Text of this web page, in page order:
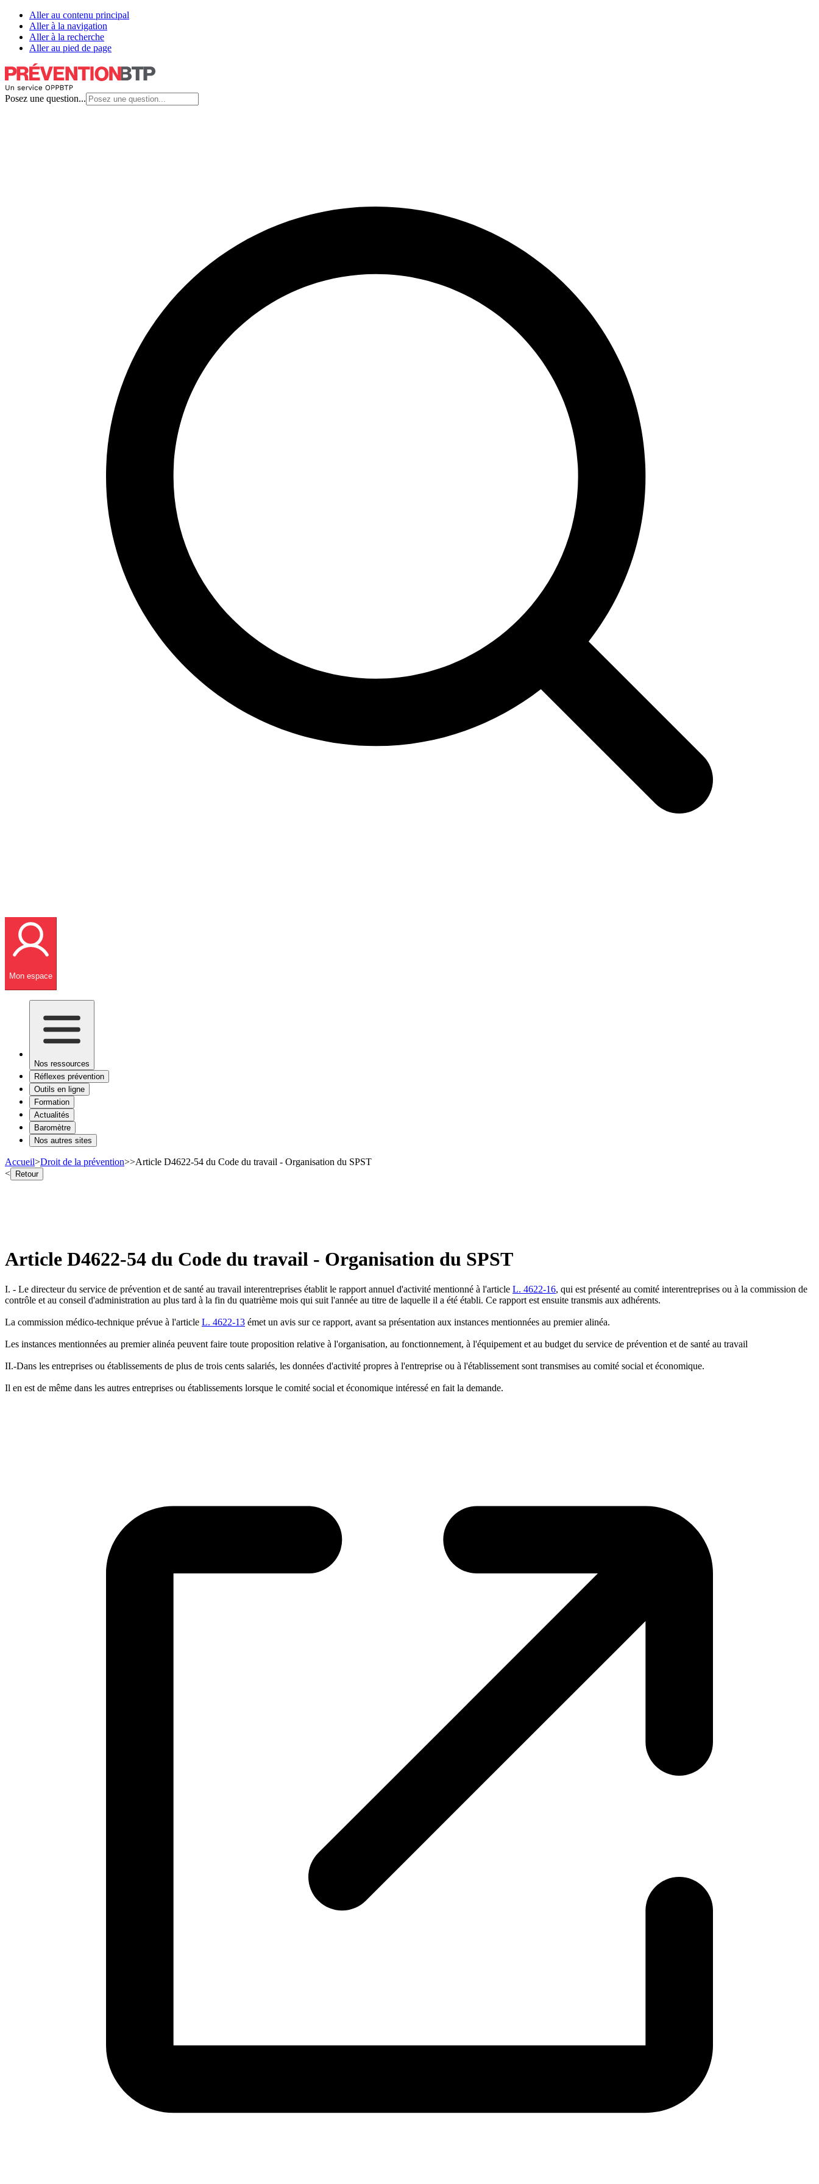
Aller au contenu principal
Aller à la navigation
Aller à la recherche
Aller au pied de page
Posez une question...
Mon espace
Nos ressources
Réflexes prévention
Outils en ligne
Formation
Actualités
Baromètre
Nos autres sites
Accueil>Droit de la prévention>>Article D4622-54 du Code du travail - Organisation du SPST
< Retour
Article D4622-54 du Code du travail - Organisation du SPST
I. - Le directeur du service de prévention et de santé au travail interentreprises établit le rapport annuel d'activité mentionné à l'article L. 4622-16, qui est présenté au comité interentreprises ou à la commission de
contrôle et au conseil d'administration au plus tard à la fin du quatrième mois qui suit l'année au titre de laquelle il a été établi. Ce rapport est ensuite transmis aux adhérents.
La commission médico-technique prévue à l'article L. 4622-13 émet un avis sur ce rapport, avant sa présentation aux instances mentionnées au premier alinéa.
Les instances mentionnées au premier alinéa peuvent faire toute proposition relative à l'organisation, au fonctionnement, à l'équipement et au budget du service de prévention et de santé au travail
II.-Dans les entreprises ou établissements de plus de trois cents salariés, les données d'activité propres à l'entreprise ou à l'établissement sont transmises au comité social et économique.
Il en est de même dans les autres entreprises ou établissements lorsque le comité social et économique intéressé en fait la demande.